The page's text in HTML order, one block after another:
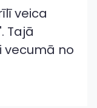
veica
Tajā
vecumā no